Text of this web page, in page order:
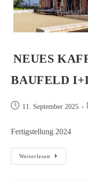
NEUES
BAUFELD
11. September 2025
Fertigstellung 2024
Weiterlesen